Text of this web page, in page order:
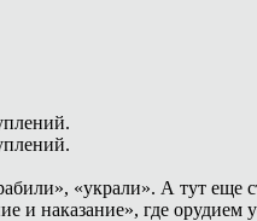
«украли». А тут
и наказание», где